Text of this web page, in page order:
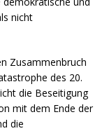
nicht
Zusammenbruch
des 20.
die Beseitigung
mit dem Ende der
die